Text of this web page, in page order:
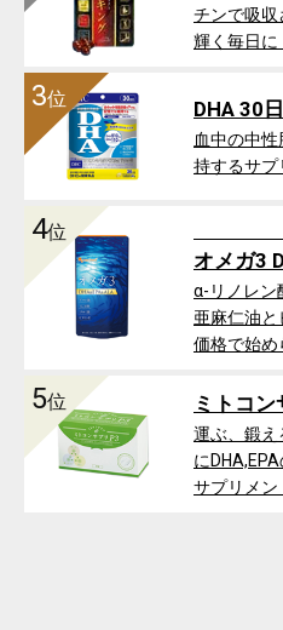
チンで吸収
輝く毎日に
3位 DHA 30
血中の中
持するサプ
4位
オメガ3
α-リノレン
亜麻仁油と
価格で始め
5位 ミトコ
運ぶ、鍛え
に
サプリメン